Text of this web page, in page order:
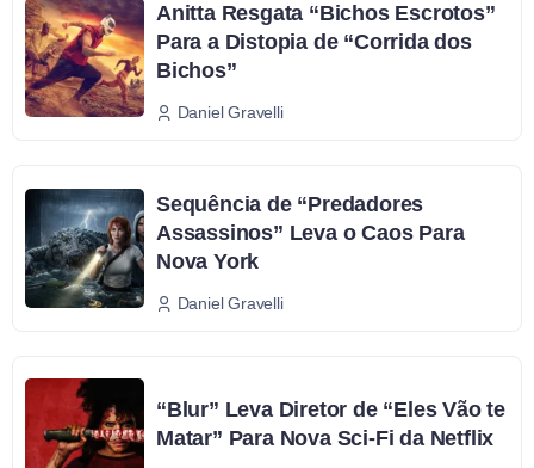
Anitta Resgata “Bichos Escrotos”
Para a Distopia de “Corrida dos
Bichos”
Daniel Gravelli
Sequência de “Predadores
Assassinos” Leva o Caos Para
Nova York
Daniel Gravelli
“Blur” Leva Diretor de “Eles Vão te
Matar” Para Nova Sci-Fi da Netflix